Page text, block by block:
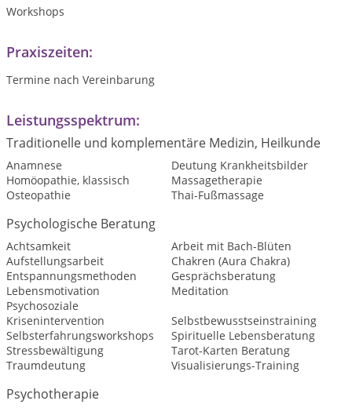
Workshops
Praxiszeiten:
Termine nach Vereinbarung
Leistungsspektrum:
Traditionelle und komplementäre Medizin, Heilkunde
Anamnese
Deutung Krankheitsbilder
Homöopathie, klassisch
Massagetherapie
Osteopathie
Thai-Fußmassage
Psychologische Beratung
Achtsamkeit
Arbeit mit Bach-Blüten
Aufstellungsarbeit
Chakren (Aura Chakra)
Entspannungsmethoden
Gesprächsberatung
Lebensmotivation
Meditation
Psychosoziale
Krisenintervention
Selbstbewusstseinstraining
Selbsterfahrungsworkshops
Spirituelle Lebensberatung
Stressbewältigung
Tarot-Karten Beratung
Traumdeutung
Visualisierungs-Training
Psychotherapie